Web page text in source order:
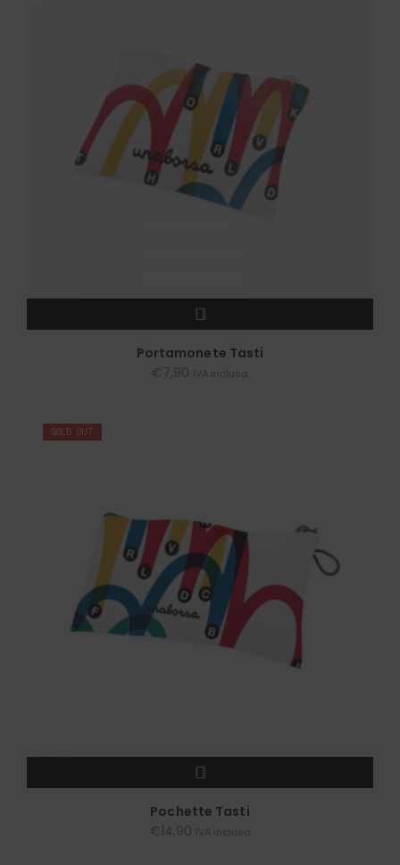
LEGGI TUTTO
Portamonete Tasti
€7,90 IVA inclusa
SOLD OUT
LEGGI TUTTO
Pochette Tasti
€14,90 IVA inclusa